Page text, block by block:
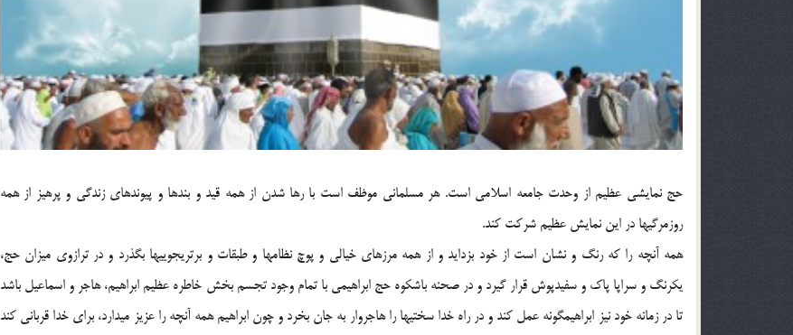
حج نمايشي عظيم از وحدت جامعه اسلامي است. هر مسلماني موظف است با رها شدن از همه قيد و بندها و پيوندهاي زندگي و پرهيز از همه
روزمرگيها در اين نمايش عظيم شركت كند.
همه آنچه را كه رنگ و نشان است از خود بزدايد و از همه مرزهاي خيالي و پوچ نظامها و طبقات و برتريجوييها بگذرد و در ترازوي ميزان حج،
يكرنگ و سراپا پاك و سفيدپوش قرار گيرد و در صحنه باشكوه حج ابراهيمي با تمام وجود تجسم بخش خاطره عظيم ابراهيم، هاجر و اسماعيل باشد
تا در زمانه خود نيز ابراهيمگونه عمل كند و در راه خدا سختيها را هاجروار به جان بخرد و چون ابراهيم همه آنچه را عزيز ميدارد، براي خدا قرباني كند